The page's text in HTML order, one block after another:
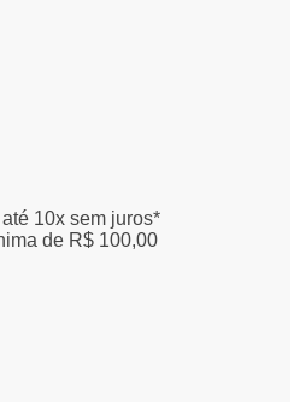
10x sem juros*
de R$ 100,00